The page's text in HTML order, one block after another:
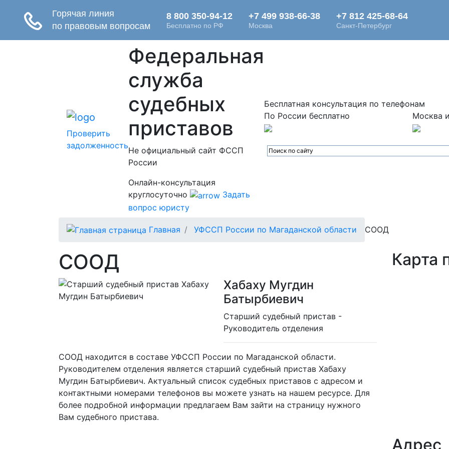
Проверить
задолженность
Федеральная
служба
судебных
приставов
Не официальный сайт ФССП
России
Онлайн-консультация
круглосуточно
Задать
вопрос юристу
Бесплатная консультация по телефонам
По России бесплатно
Москва
Главная УФССП России по Магаданской области СООД
СООД
Хабаху Мугдин
Батырбиевич
Cтарший судебный пристав -
Руководитель отделения
СООД находится в составе УФССП России по Магаданской области.
Руководителем отделения является старший судебный пристав Хабаху
Мугдин Батырбиевич. Актуальный список судебных приставов с адресом и
контактными номерами телефонов вы можете узнать на нашем ресурсе. Для
более подробной информации предлагаем Вам зайти на страницу нужного
Вам судебного пристава.
Карта
Адрес